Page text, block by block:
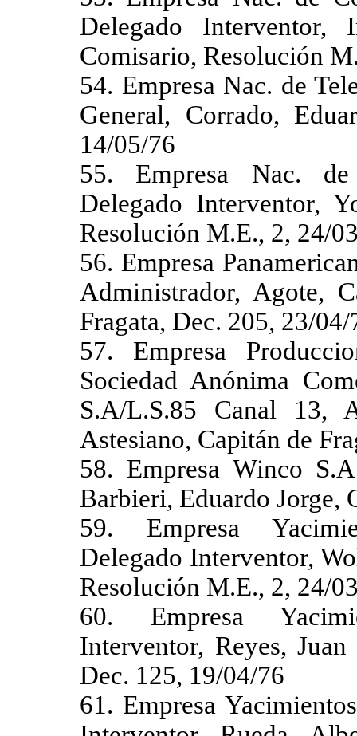
Delegado Interventor,
Comisario, Resolución
54. Empresa Nac. de
General, Corrado,
14/05/76
55. Empresa Nac. de
Delegado Interventor,
Resolución M.E., 2, 24/
56. Empresa
Administrador, Agote,
Fragata, Dec. 205, 23/04/
57. Empresa
Sociedad Anónima
S.A/L.S.85 Canal 13,
Astesiano, Capitán de
58. Empresa Winco
Barbieri, Eduardo Jorge,
59. Empresa
Delegado Interventor,
Resolución M.E., 2, 24/
60. Empresa
Interventor, Reyes,
Dec. 125, 19/04/76
61. Empresa